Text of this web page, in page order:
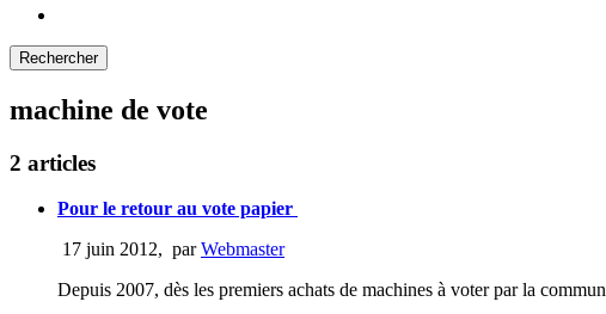
machine de vote
2 articles
Pour le retour au vote papier
17 juin 2012, parWebmaster
Depuis 2007, dès les premiers achats de machines à voter par la